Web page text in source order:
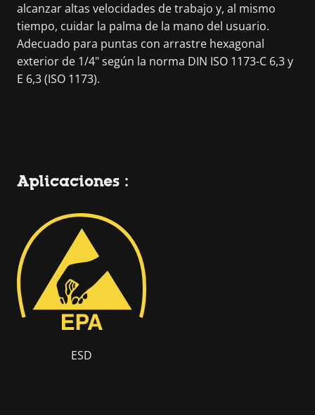
alcanzar altas velocidades de trabajo y, al mismo
tiempo, cuidar la palma de la mano del usuario.
Adecuado para puntas con arrastre hexagonal
exterior de 1/4" según la norma DIN ISO 1173-C 6,3 y
E 6,3 (ISO 1173).
Aplicaciones :
ESD